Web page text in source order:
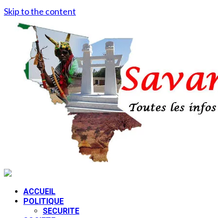
Skip to the content
ACCUEIL
POLITIQUE
SECURITE